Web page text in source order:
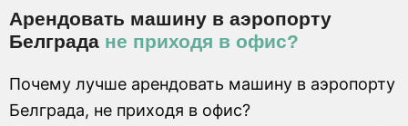
Арендовать машину в аэропорту
Белграда не приходя в офис?
Почему лучше арендовать машину в аэропорту
Белграда, не приходя в офис?